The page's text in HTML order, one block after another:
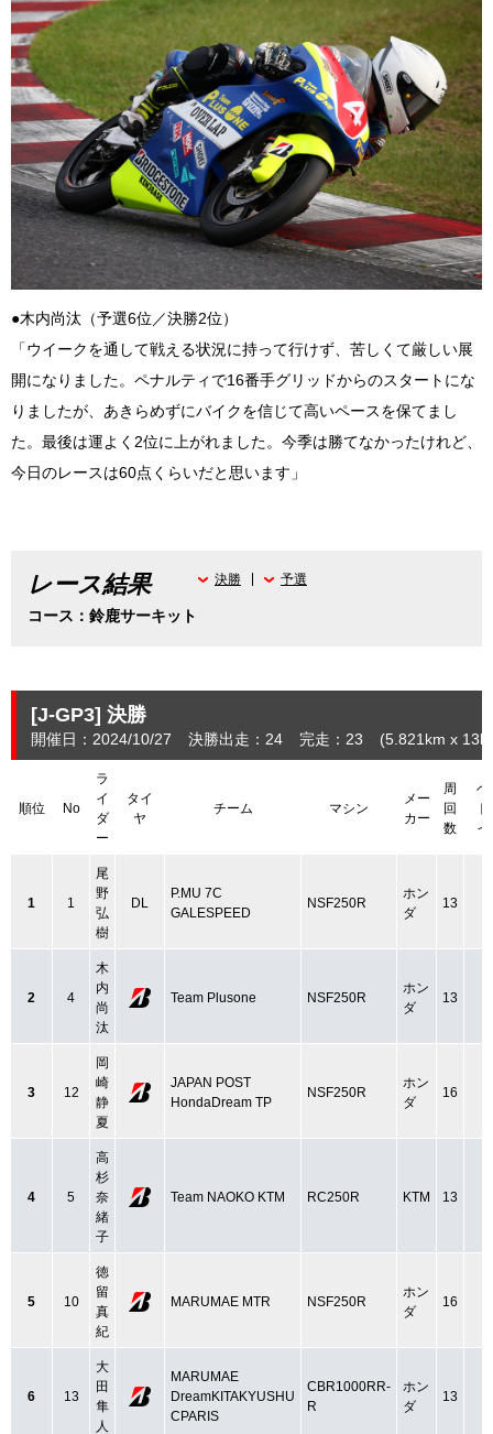
●木内尚汰（予選6位／決勝2位）
「ウイークを通して戦える状況に持って行けず、苦しくて厳しい展
開になりました。ペナルティで16番手グリッドからのスタートにな
りましたが、あきらめずにバイクを信じて高いペースを保てまし
た。最後は運よく2位に上がれました。今季は勝てなかったけれど、
今日のレースは60点くらいだと思います」
レース結果
コース：鈴鹿サーキット
決勝 予選
[J-GP3] 決勝
開催日：2024/10/27 決勝出走：24 完走：23 (5.821 km x
順位 No
ラ
イ
ダ
ー
タイ
ヤ
チーム マシン
メー
カー
周
回
数
ベ
イ
1 1
尾
野
弘
樹
DL
P.MU 7C
GALESPEED
NSF250R
ホン
ダ
13
2 4
木
内
尚
汰
Team Plusone NSF250R
ホン
ダ
13
3 12
岡
崎
静
夏
JAPAN POST
HondaDream TP
NSF250R
ホン
ダ
16
4 5
高
杉
奈
緒
子
Team NAOKO KTM RC250R KTM 13
5 10
徳
留
真
紀
MARUMAE MTR NSF250R
ホン
ダ
16
6 13
大
田
隼
人
MARUMAE
DreamKITAKYUSHU
CPARIS
CBR1000RR-
R
ホン
ダ
13